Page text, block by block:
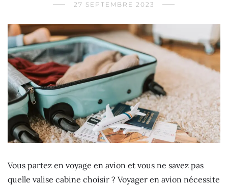
27 SEPTEMBRE 2023
Vous partez en voyage en avion et vous ne savez pas
quelle valise cabine choisir ? Voyager en avion nécessite